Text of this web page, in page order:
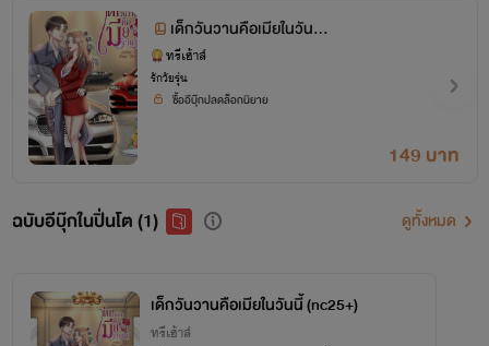
เด็กวันวานคือเมียในวันนี้
(นางเอกสู้คน พระเอกเย็น
ชา มาดมิ่ง)
ทรีเฮ้าส์
รักวัยรุ่น
ซื้ออีบุ๊กปลดล็อกนิยาย
149 บาท
ฉบับอีบุ๊กในปิ่นโต (1) ดูทั้งหมด
เด็กวันวานคือเมียในวันนี้ (nc25+)
ทรีเฮ้าส์